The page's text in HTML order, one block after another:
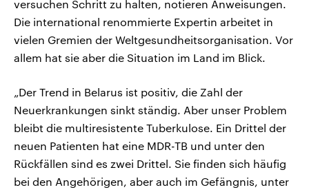
versuchen Schritt zu halten, notieren Anweisungen.
Die international renommierte Expertin arbeitet in
vielen Gremien der Weltgesundheitsorganisation. Vor
allem hat sie aber die Situation im Land im Blick.
„Der Trend in Belarus ist positiv, die Zahl der
Neuerkrankungen sinkt ständig. Aber unser Problem
bleibt die multiresistente Tuberkulose. Ein Drittel der
neuen Patienten hat eine MDR-TB und unter den
Rückfällen sind es zwei Drittel. Sie finden sich häufig
bei den Angehörigen, aber auch im Gefängnis, unter